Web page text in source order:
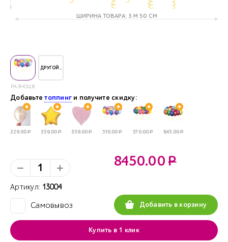
ШИРИНА ТОВАРА: 3 М 50 СМ
РАЗНОЦВЕТНЫЕ
ДРУГОЙ..
Добавьтетоппинг и получите скидку:
229.00Р 359.00Р 359.00Р 510.00Р 570.00Р 845.00Р
Артикул: 13004
Самовывоз
8450.00Р
Добавить в корзину
Купить в 1 клик